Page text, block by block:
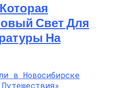
Свет Для
На